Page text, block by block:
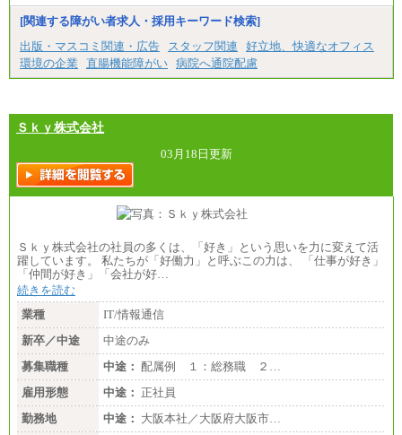
[関連する障がい者求人・採用キーワード検索]
出版・マスコミ関連・広告
スタッフ関連
好立地、快適なオフィス
環境の企業
直腸機能障がい 病院へ通院配慮
Ｓｋｙ株式会社
03月18日更新
Ｓｋｙ株式会社の社員の多くは、「好き」という思いを力に変えて活
躍しています。 私たちが「好働力」と呼ぶこの力は、 「仕事が好き」
「仲間が好き」「会社が好…
続きを読む
業種
IT/情報通信
新卒／中途
中途のみ
募集職種
中途： 配属例 １：総務職 ２…
雇用形態
中途： 正社員
勤務地
中途： 大阪本社／大阪府大阪市…